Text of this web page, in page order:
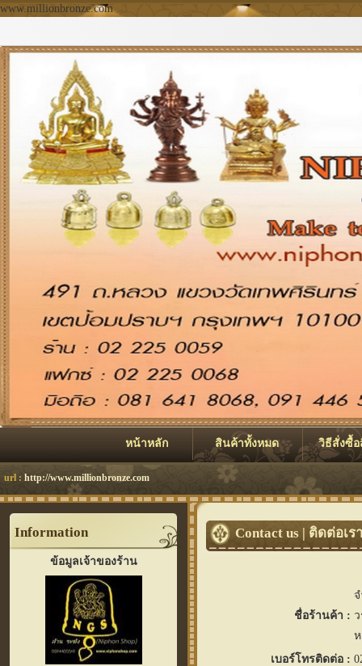
www.millionbronze.com
หน้าหลัก สินค้าทั้งหมด วิธีสั่งซื้
url : http://www.millionbronze.com
Information
ข้อมูลเจ้าของร้าน
Contact us | ติดต่อเรา
ชื่อร้านค้า :
เบอร์โทรติดต่อ :